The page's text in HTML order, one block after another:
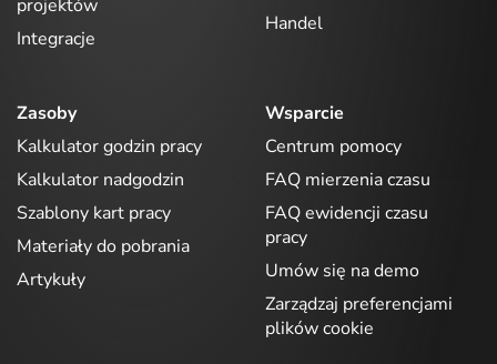
projektów
Integracje
Handel
Zasoby
Kalkulator godzin pracy
Kalkulator nadgodzin
Szablony kart pracy
Materiały do pobrania
Artykuły
Wsparcie
Centrum pomocy
FAQ mierzenia czasu
FAQ ewidencji czasu
pracy
Umów się na demo
Zarządzaj preferencjami
plików cookie